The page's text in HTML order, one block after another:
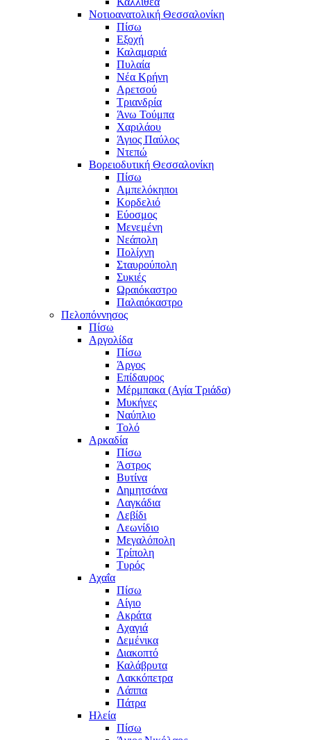
Νοτιοανατολική Θεσσαλονίκη
Πίσω
Εξοχή
Καλαμαριά
Πυλαία
Νέα Κρήνη
Αρετσού
Τριανδρία
Άνω Τούμπα
Χαριλάου
Άγιος Παύλος
Ντεπώ
Βορειοδυτική Θεσσαλονίκη
Πίσω
Αμπελόκηποι
Κορδελιό
Εύοσμος
Μενεμένη
Νεάπολη
Πολίχνη
Σταυρούπολη
Συκιές
Ωραιόκαστρο
Παλαιόκαστρο
Πελοπόννησος
Πίσω
Αργολίδα
Πίσω
Άργος
Επίδαυρος
Μέρμπακα (Αγία Τριάδα)
Μυκήνες
Ναύπλιο
Τολό
Αρκαδία
Πίσω
Άστρος
Βυτίνα
Δημητσάνα
Λαγκάδια
Λεβίδι
Λεωνίδιο
Μεγαλόπολη
Τρίπολη
Τυρός
Αχαΐα
Πίσω
Αίγιο
Ακράτα
Αχαγιά
Δεμένικα
Διακοπτό
Καλάβρυτα
Λακκόπετρα
Λάππα
Πάτρα
Ηλεία
Πίσω